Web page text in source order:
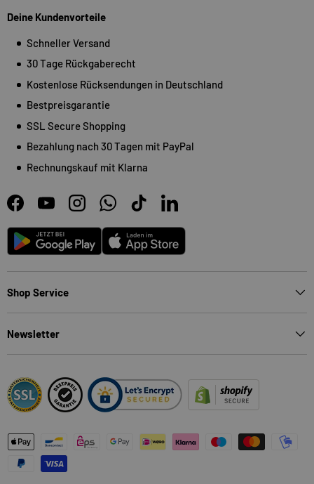
Deine Kundenvorteile
Schneller Versand
30 Tage Rückgaberecht
Kostenlose Rücksendungen in Deutschland
Bestpreisgarantie
SSL Secure Shopping
Bezahlung nach 30 Tagen mit PayPal
Rechnungskauf mit Klarna
FacebookYouTubeInstagramWhatsAppTikTokLinkedIn
Android App Store
Shop Service
Newsletter
Zahlungsmethoden